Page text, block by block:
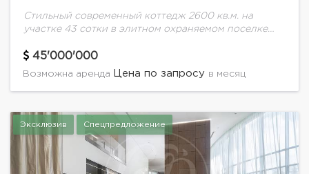
Стильный современный коттедж 2600 кв.м. на
участке 43 сотки в элитном охраняемом поселке
дизайнерский ремонт. Дорогая отделка с
использованием премиальных натуральных
45'000'000
Возможна аренда Цена по запросу в месяц
Эксклюзив Спецпредложение